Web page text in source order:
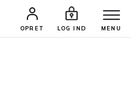
OPRET LOG IND MENU
SØG PROFIL